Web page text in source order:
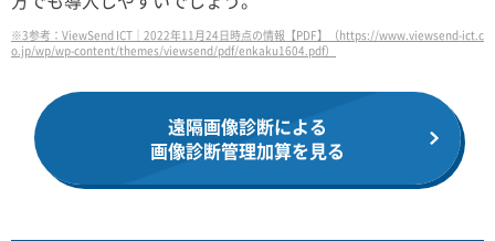
※3参考：ViewSend ICT｜2022年11月24日時点の情報【PDF】（https://www.viewsend-ict.c
o.jp/wp/wp-content/themes/viewsend/pdf/enkaku1604.pdf）
遠隔画像診断による
画像診断管理加算を見る